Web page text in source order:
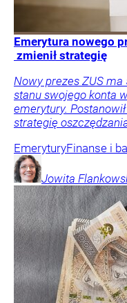
Emerytura nowego
zmienił strategię
Nowy prezes ZUS
stanu swojego konta
emerytury.
strategię
EmeryturyFinanse i
Jowita